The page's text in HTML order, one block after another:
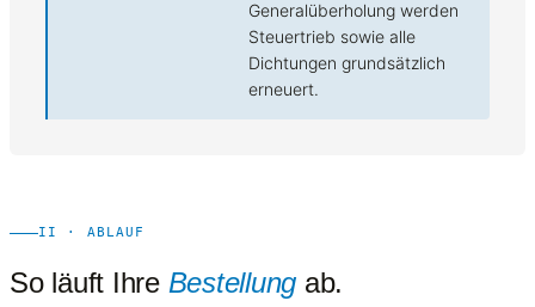
Generalüberholung werden
Steuertrieb sowie alle
Dichtungen grundsätzlich
erneuert.
II · ABLAUF
So läuft Ihre Bestellung ab.